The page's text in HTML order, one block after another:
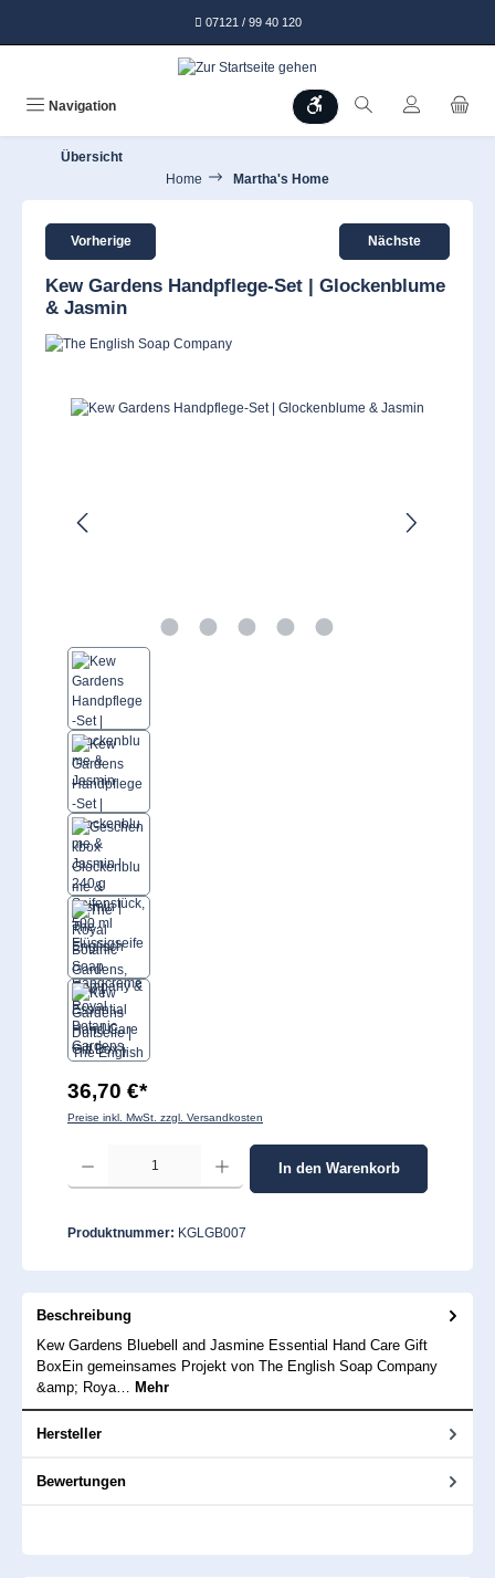
07121 / 99 40 120
Navigation Werkzeugleiste anzeigen
Übersicht
Home
Martha's Home
Vorherige Nächste
Kew Gardens Handpflege-Set | Glockenblume
& Jasmin
Bildergalerie überspringen
36,70 €*
Preise inkl. MwSt. zzgl. Versandkosten
Produkt Anzahl: Gib den gewünschten Wert ein oder benutze die Schaltflächen
In den Warenkorb
Produktnummer: KGLGB007
Beschreibung
Kew Gardens Bluebell and Jasmine Essential Hand Care Gift
BoxEin gemeinsames Projekt von The English Soap Company
&amp; Roya… Mehr
Hersteller
Bewertungen